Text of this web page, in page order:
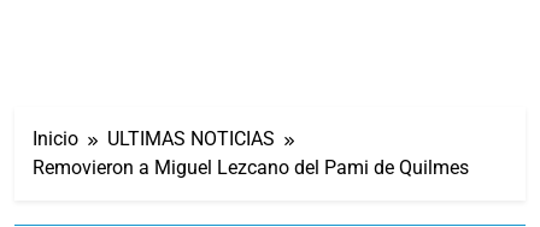
Inicio
ULTIMAS NOTICIAS
Removieron a Miguel Lezcano del Pami de Quilmes